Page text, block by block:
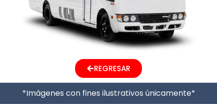
REGRESAR
*Imágenes con fines ilustrativos únicamente*